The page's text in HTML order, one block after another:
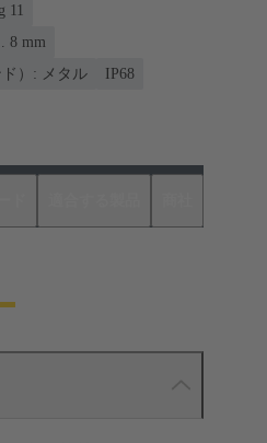
11
8 mm
）: メタル
IP68